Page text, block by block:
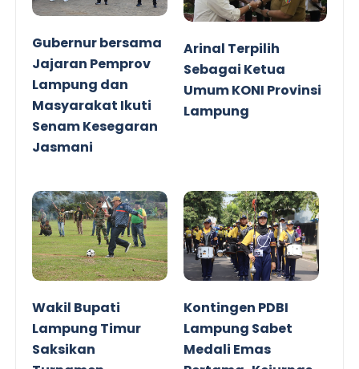
Gubernur bersama
Jajaran Pemprov
Lampung dan
Masyarakat Ikuti
Senam Kesegaran
Jasmani
Arinal Terpilih
Sebagai Ketua
Umum KONI Provinsi
Lampung
Wakil Bupati
Lampung Timur
Saksikan
Kontingen PDBI
Lampung Sabet
Medali Emas